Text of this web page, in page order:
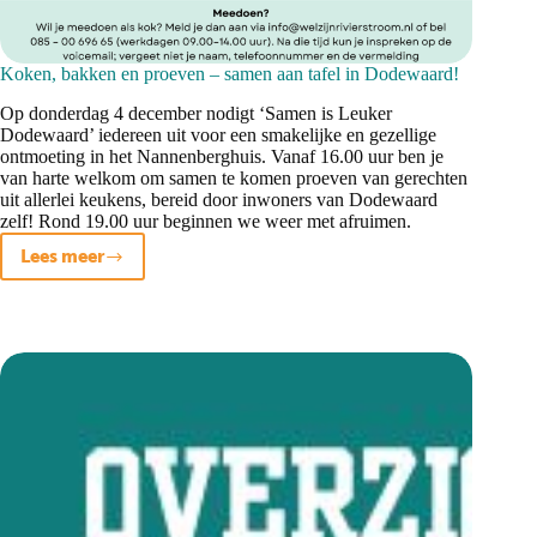
Koken, bakken en proeven – samen aan tafel in Dodewaard!
Op donderdag 4 december nodigt ‘Samen is Leuker
Dodewaard’ iedereen uit voor een smakelijke en gezellige
ontmoeting in het Nannenberghuis. Vanaf 16.00 uur ben je
van harte welkom om samen te komen proeven van gerechten
uit allerlei keukens, bereid door inwoners van Dodewaard
zelf! Rond 19.00 uur beginnen we weer met afruimen.
Lees meer
Koken,
bakken
–
Dodewaard!